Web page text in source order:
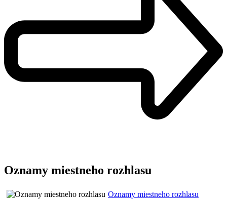
Oznamy miestneho rozhlasu
Oznamy miestneho rozhlasu